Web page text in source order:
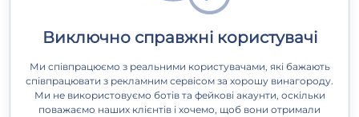
Виключно справжні користувачі
Ми співпрацюємо з реальними користувачами, які бажають
співпрацювати з рекламним сервісом за хорошу винагороду.
Ми не використовуємо ботів та фейкові акаунти, оскільки
поважаємо наших клієнтів і хочемо, щоб вони отримали